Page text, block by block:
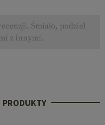
Śmiało, podziel
z innymi.
PRODUKTY